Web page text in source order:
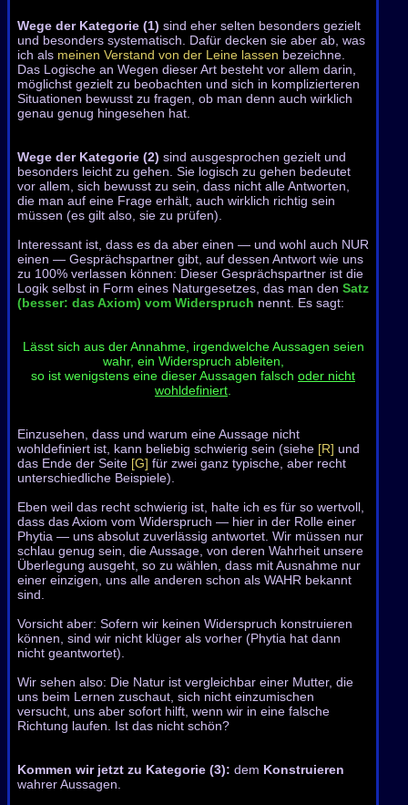
Wege der Kategorie (1) sind eher selten besonders gezielt
und besonders systematisch. Dafür decken sie aber ab, was
ich als meinen Verstand von der Leine lassen bezeichne.
Das Logische an Wegen dieser Art besteht vor allem darin,
möglichst gezielt zu beobachten und sich in komplizierteren
Situationen bewusst zu fragen, ob man denn auch wirklich
genau genug hingesehen hat.
Wege der Kategorie (2) sind ausgesprochen gezielt und
besonders leicht zu gehen. Sie logisch zu gehen bedeutet
vor allem, sich bewusst zu sein, dass nicht alle Antworten,
die man auf eine Frage erhält, auch wirklich richtig sein
müssen (es gilt also, sie zu prüfen).
Interessant ist, dass es da aber einen — und wohl auch NUR
einen — Gesprächspartner gibt, auf dessen Antwort wie uns
zu 100% verlassen können: Dieser Gesprächs­partner ist die
Logik selbst in Form eines Naturgesetzes, das man den Satz
(besser: das Axiom) vom Widerspruch nennt. Es sagt:
Lässt sich aus der Annahme, irgendwelche Aussagen seien
wahr, ein Widerspruch ableiten,
so ist wenigstens eine dieser Aussagen falsch oder nicht
wohldefiniert.
Einzusehen, dass und warum eine Aussage nicht
wohldefiniert ist, kann beliebig schwierig sein (siehe [R] und
das Ende der Seite [G] für zwei ganz typische, aber recht
unterschiedliche Beispiele).
Eben weil das recht schwierig ist, halte ich es für so wertvoll,
dass das Axiom vom Widerspruch — hier in der Rolle einer
Phytia — uns absolut zuverlässig antwortet. Wir müssen nur
schlau genug sein, die Aussage, von deren Wahrheit unsere
Überlegung ausgeht, so zu wählen, dass mit Ausnahme nur
einer einzigen, uns alle anderen schon als WAHR bekannt
sind.
Vorsicht aber: Sofern wir keinen Widerspruch konstruieren
können, sind wir nicht klüger als vorher (Phytia hat dann
nicht geantwortet).
Wir sehen also: Die Natur ist vergleichbar einer Mutter, die
uns beim Lernen zuschaut, sich nicht einzumischen
versucht, uns aber sofort hilft, wenn wir in eine falsche
Richtung laufen. Ist das nicht schön?
Kommen wir jetzt zu Kategorie (3): dem Konstruieren
wahrer Aussagen.